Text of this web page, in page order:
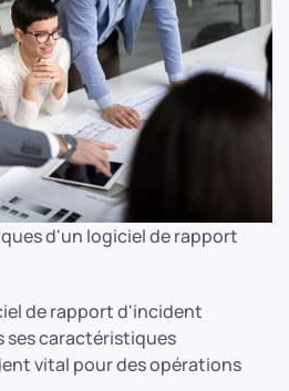
d'un logiciel de rapport
de rapport d'incident
ses caractéristiques
vital pour des opérations